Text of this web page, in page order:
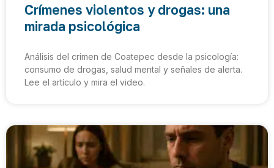
Crímenes violentos y drogas: una
mirada psicológica
Análisis del crimen de Coatepec desde la psicología:
consumo de drogas, salud mental y señales de alerta.
Lee el artículo y mira el video.